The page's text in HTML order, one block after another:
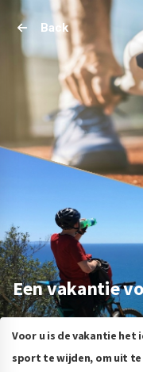
Back
Een vakantie
Voor u is de vakantie het
sport te wijden, om uit